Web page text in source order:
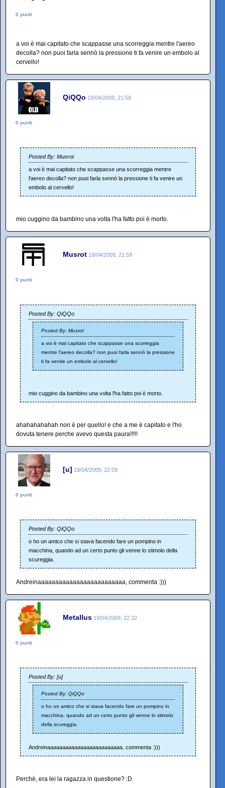
0 punti
a voi è mai capitato che scappasse una scorreggia mentre l'aereo
decolla? non puoi farla sennò la pressione ti fa venire un embolo al
cervello!
QiQQo 19/04/2009, 21:58
0 punti
Posted By: Musrot
a voi è mai capitato che scappasse una scorreggia mentre
l'aereo decolla? non puoi farla sennò la pressione ti fa venire un
embolo al cervello!
mio cuggino da bambino una volta l'ha fatto poi è morto.
Musrot 19/04/2009, 21:59
0 punti
Posted By: QiQQo
Posted By: Musrot
a voi è mai capitato che scappasse una scorreggia
mentre l'aereo decolla? non puoi farla sennò la pressione
ti fa venire un embolo al cervello!
mio cuggino da bambino una volta l'ha fatto poi è morto.
ahahahahahah non è per quello! e che a me è capitato e l'ho
dovuta tenere perche avevo questa paura!!!!!
[u] 19/04/2009, 22:09
0 punti
Posted By: QiQQo
o ho un amico che si stava facendo fare un pompino in
macchina, quando ad un certo punto gli venne lo stimolo della
scureggia.
Andreinaaaaaaaaaaaaaaaaaaaaaaaaa, commenta :)))
Metallus 19/04/2009, 22:32
0 punti
Posted By: [u]
Posted By: QiQQo
o ho un amico che si stava facendo fare un pompino in
macchina, quando ad un certo punto gli venne lo stimolo
della scureggia.
Andreinaaaaaaaaaaaaaaaaaaaaaaaaa, commenta :)))
Perchè, era lei la ragazza in questione? :D